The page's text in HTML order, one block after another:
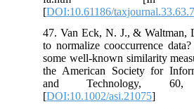
[DOI:10.61186/
47. Van Eck, N. J., &
to normalize cooccurrence
some well-known similarity
the American Society for
and Technology, 60,
[DOI:10.1002/asi.21075